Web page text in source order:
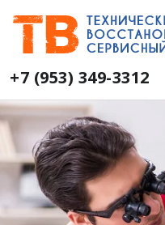
+7 (953) 349-3312